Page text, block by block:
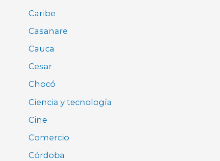
Caribe
Casanare
Cauca
Cesar
Chocó
Ciencia y tecnología
Cine
Comercio
Córdoba